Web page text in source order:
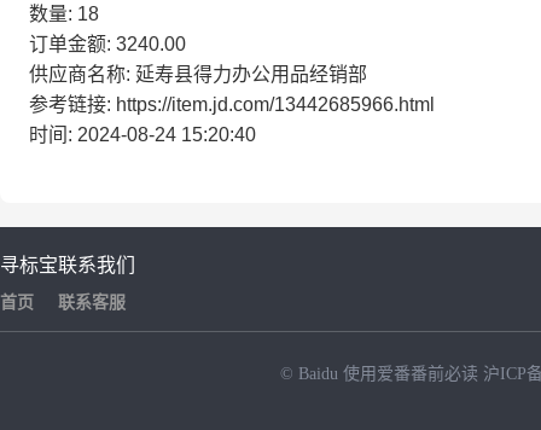
数量: 18
订单金额: 3240.00
供应商名称: 延寿县得力办公用品经销部
参考链接: https://item.jd.com/13442685966.html
时间: 2024-08-24 15:20:40
寻标宝
首页
联系我们
联系客服
© Baidu 使用爱番番前必读 沪ICP